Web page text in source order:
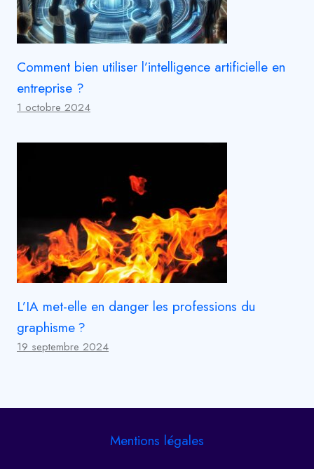
Comment bien utiliser l’intelligence artificielle en
entreprise ?
1 octobre 2024
L’IA met-elle en danger les professions du
graphisme ?
19 septembre 2024
Mentions légales